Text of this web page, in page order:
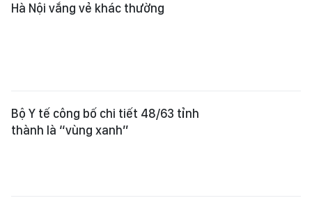
Hà Nội vắng vẻ khác thường
Bộ Y tế công bố chi tiết 48/63 tỉnh
thành là “vùng xanh”